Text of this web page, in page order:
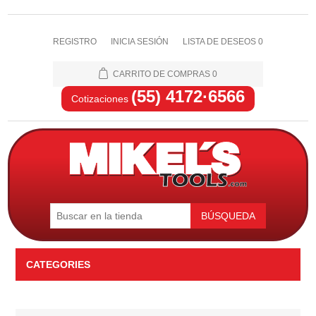
REGISTRO INICIA SESIÓN LISTA DE DESEOS 0
CARRITO DE COMPRAS 0
Cotizaciones (55) 4172·6566
BÚSQUEDA
CATEGORIES